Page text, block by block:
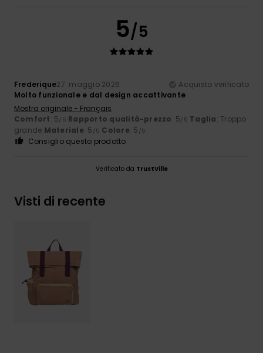
5/5
Frederique27. maggio 2026
Acquisto verificato
Molto funzionale e dal design accattivante
Mostra originale - Français
Comfort: 5/5 Rapporto qualità-prezzo: 5/5 Taglia: Troppo
grande Materiale: 5 /5 Colore: 5 /5
Consiglio questo prodotto
Verificato da TrustVille
Visti di recente